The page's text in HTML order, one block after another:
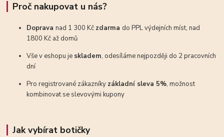
Proč nakupovat u nás?
Dopravanad 1 300 Kč zdarma do PPL výdejních míst, nad
1800 Kč až domů
Vše v eshopu je skladem, odesíláme nejpozději do 2 pracovních
dní
Pro registrované zákazníky základní sleva 5%, možnost
kombinovat se slevovými kupony
Jak vybírat botičky